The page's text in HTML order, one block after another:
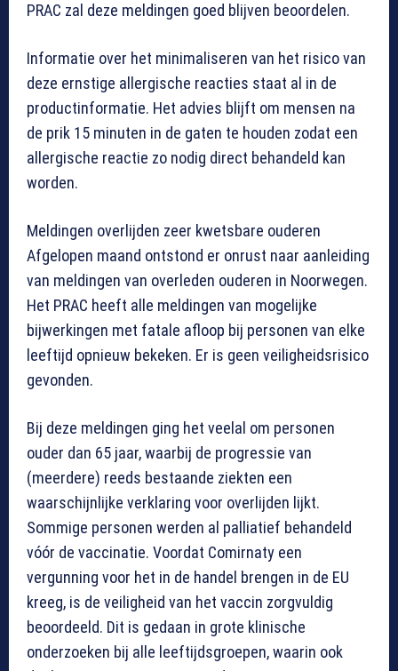
PRAC zal deze meldingen goed blijven beoordelen.
Informatie over het minimaliseren van het risico van
deze ernstige allergische reacties staat al in de
productinformatie. Het advies blijft om mensen na
de prik 15 minuten in de gaten te houden zodat een
allergische reactie zo nodig direct behandeld kan
worden.
Meldingen overlijden zeer kwetsbare ouderen
Afgelopen maand ontstond er onrust naar aanleiding
van meldingen van overleden ouderen in Noorwegen.
Het PRAC heeft alle meldingen van mogelijke
bijwerkingen met fatale afloop bij personen van elke
leeftijd opnieuw bekeken. Er is geen veiligheidsrisico
gevonden.
Bij deze meldingen ging het veelal om personen
ouder dan 65 jaar, waarbij de progressie van
(meerdere) reeds bestaande ziekten een
waarschijnlijke verklaring voor overlijden lijkt.
Sommige personen werden al palliatief behandeld
vóór de vaccinatie. Voordat Comirnaty een
vergunning voor het in de handel brengen in de EU
kreeg, is de veiligheid van het vaccin zorgvuldig
beoordeeld. Dit is gedaan in grote klinische
onderzoeken bij alle leeftijdsgroepen, waarin ook